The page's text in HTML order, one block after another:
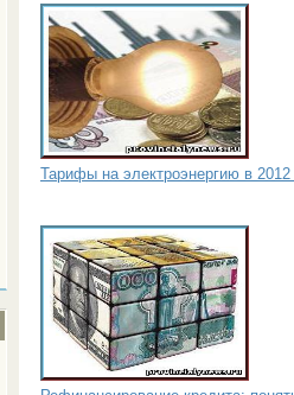
Тарифы на электроэнергию в 2012